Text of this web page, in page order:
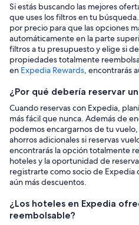
Si estás buscando las mejores
que uses los filtros en tu
por precio para que las opciones
automáticamente en la parte
filtros a tu presupuesto y elige si
propiedades totalmente
en Expedia Rewards, encontrarás
¿Por qué debería reservar
Cuando reservas con Expedia,
más fácil que nunca. Además de
podemos encargarnos de tu
ahorros adicionales si reservas
encontrarás la opción totalmente
hoteles y la oportunidad de
registrarte como socio de
aún más descuentos.
¿Los hoteles en Expedia
reembolsable?